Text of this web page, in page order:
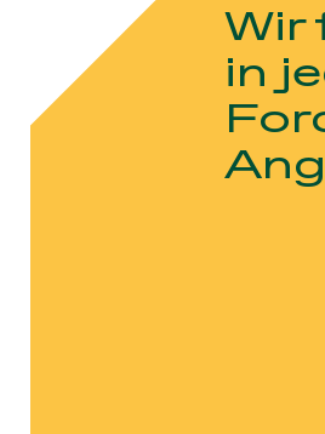
Wir
in